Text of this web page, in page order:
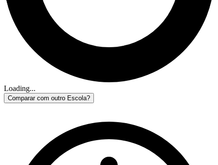
Loading...
Comparar com outro Escola?